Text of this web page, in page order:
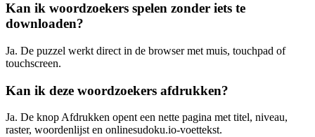
Kan ik woordzoekers spelen zonder iets te
downloaden?
Ja. De puzzel werkt direct in de browser met muis, touchpad of
touchscreen.
Kan ik deze woordzoekers afdrukken?
Ja. De knop Afdrukken opent een nette pagina met titel, niveau,
raster, woordenlijst en onlinesudoku.io-voettekst.